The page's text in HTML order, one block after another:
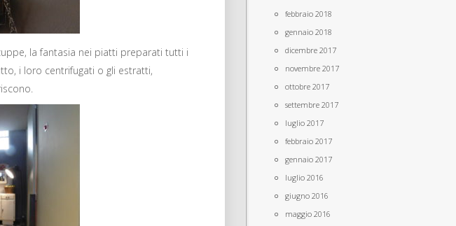
la fantasia nei piatti preparati tutti i
i loro centrifugati o gli estratti,
febbraio 2018
gennaio 2018
dicembre 2017
novembre 2017
ottobre 2017
settembre 2017
luglio 2017
febbraio 2017
gennaio 2017
luglio 2016
giugno 2016
maggio 2016